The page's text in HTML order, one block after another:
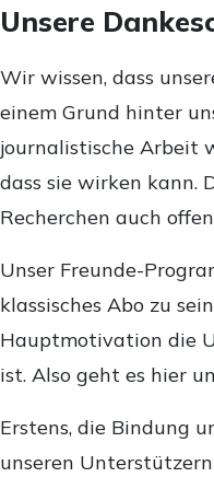
Unsere
Wir wissen, dass
einem Grund hinter
journalistische Arbeit
dass sie wirken kann.
Recherchen auch
Unser Freunde-
klassisches Abo zu
Hauptmotivation die
ist. Also geht es hier
Erstens, die Bindung
unseren